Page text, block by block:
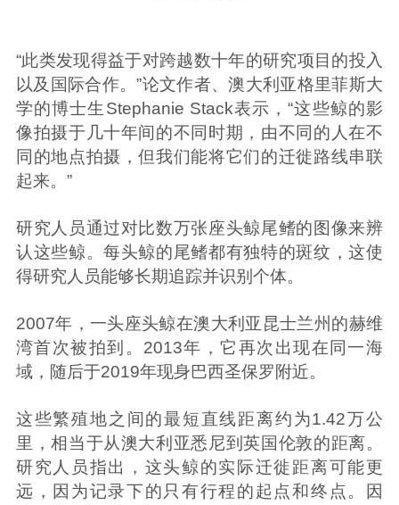
“此类发现得益于对跨越数十年的研究项目的投入
以及国际合作。”论文作者、澳大利亚格里菲斯大
学的博士生Stephanie Stack表示，“这些鲸的影
像拍摄于几十年间的不同时期，由不同的人在不
同的地点拍摄，但我们能将它们的迁徙路线串联
起来。”
研究人员通过对比数万张座头鲸尾鳍的图像来辨
认这些鲸。每头鲸的尾鳍都有独特的斑纹，这使
得研究人员能够长期追踪并识别个体。
2007年，一头座头鲸在澳大利亚昆士兰州的赫维
湾首次被拍到。2013年，它再次出现在同一海
域，随后于2019年现身巴西圣保罗附近。
这些繁殖地之间的最短直线距离约为1.42万公
里，相当于从澳大利亚悉尼到英国伦敦的距离。
研究人员指出，这头鲸的实际迁徙距离可能更
远，因为记录下的只有行程的起点和终点。因